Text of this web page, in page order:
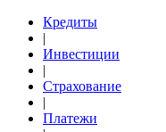
Кредиты
|
Инвестиции
|
Страхование
|
Платежи